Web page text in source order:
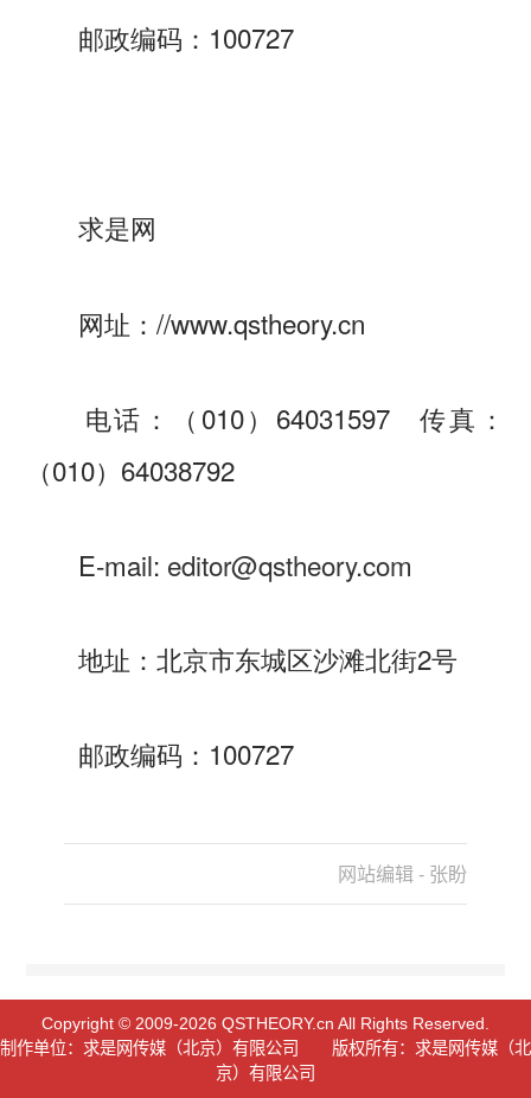
邮政编码：100727
求是网
网址：//www.qstheory.cn
电话：（010）64031597 传真：
（010）64038792
E-mail: editor@qstheory.com
地址：北京市东城区沙滩北街2号
邮政编码：100727
网站编辑 - 张盼
Copyright © 2009-2026 QSTHEORY.cn All Rights Reserved.
制作单位：求是网传媒（北京）有限公司 版权所有：求是网传媒（北
京）有限公司